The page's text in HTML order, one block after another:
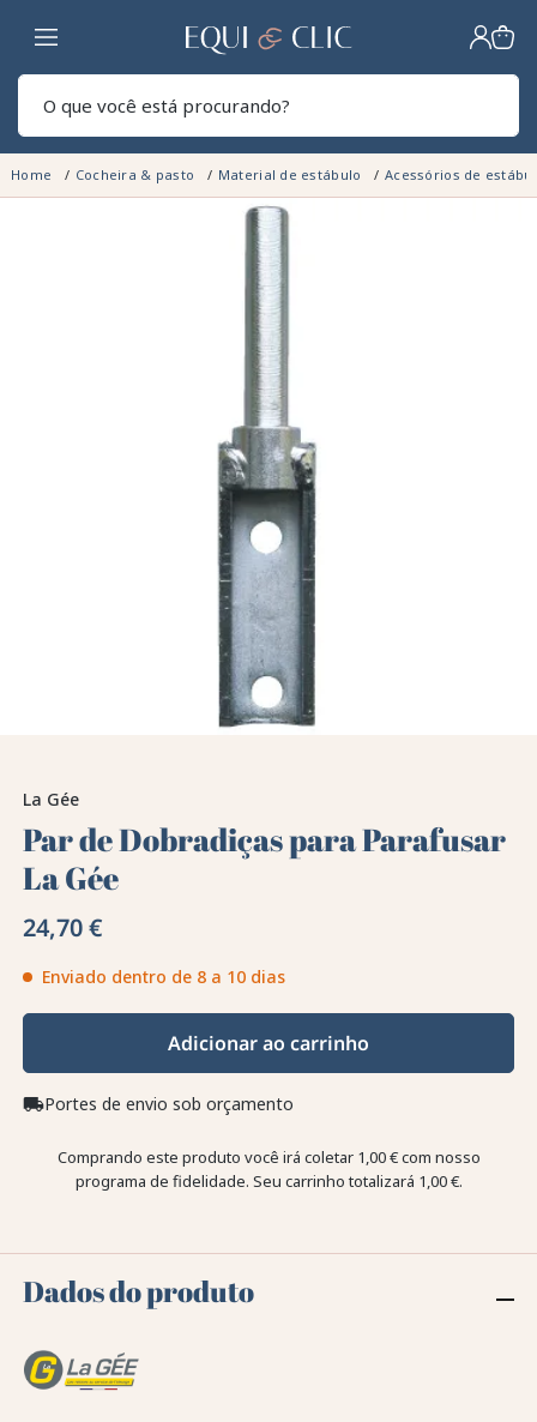
Lar
Home Cocheira & pasto Material de estábulo Acessórios de
La Gée
Par de Dobradiças para Parafusar
La Gée
24,70 €
Enviado dentro de 8 a 10 dias
Adicionar ao carrinho
local_shippingPortes de envio sob orçamento
Comprando este produto você irá coletar 1,00 €com nosso
programa de fidelidade. Seu carrinho totalizará 1,00 €.
Dados do produto